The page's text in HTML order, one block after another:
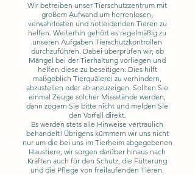
Wir betreiben unser Tierschutzzentrum mit
großem Aufwand um herrenlosen,
verwahrlosten und notleidenden Tieren zu
helfen. Weiterhin gehört es regelmäßig zu
unseren Aufgaben Tierschutzkontrollen
durchzuführen. Dabei überprüfen wir, ob
Mängel bei der Tierhaltung vorliegen und
helfen diese zu beseitigen. Dies hilft
maßgeblich Tierquälerei zu verhindern,
abzustellen oder ab anzuzeigen. Sollten Sie
einmal Zeuge solcher Missstände werden,
dann zögern Sie bitte nicht und melden Sie
den Vorfall direkt.
Es werden stets alle Hinweise vertraulich
behandelt! Übrigens kümmern wir uns nicht
nur um die bei uns im Tierheim abgegebenen
Haustiere, wir sorgen darüber hinaus nach
Kräften auch für den Schutz, die Fütterung
und die Pflege von freilaufenden Tieren.